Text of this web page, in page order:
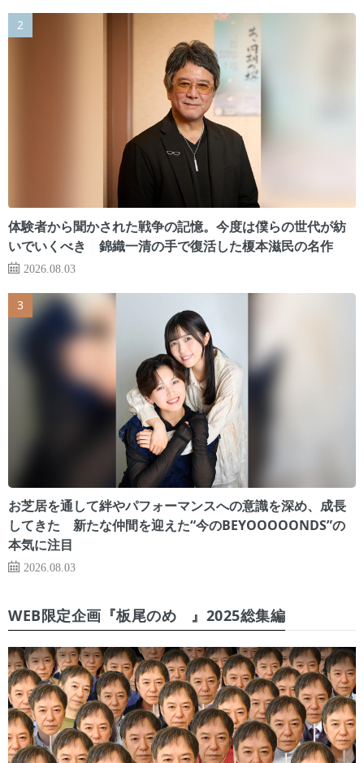
体験者から聞かされた戦争の記憶。今度は僕らの世代が紡
いでいくべき 錦織一清の手で復活した榎本滋民の名作
2026.08.03
お芝居を通して絆やパフォーマンスへの意識を深め、成長
してきた 新たな仲間を迎えた“今のBEYOOOOONDS”の
本気に注目
2026.08.03
WEB限定企画『板尾のめ゙』2025総集編